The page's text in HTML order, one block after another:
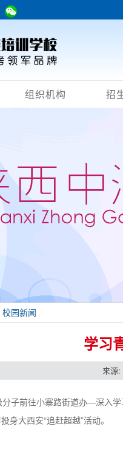
组织机构 招
校园新闻
学习
来源
子前往小寨路街道办—深入
身大西安“追赶超越”活动。